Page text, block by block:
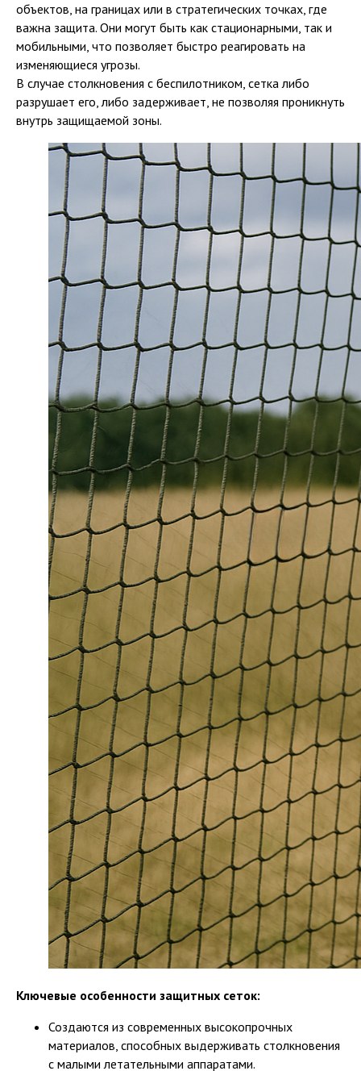
объектов, на границах или в стратегических точках, где
важна защита. Они могут быть как стационарными, так и
мобильными, что позволяет быстро реагировать на
изменяющиеся угрозы.
В случае столкновения с беспилотником, сетка либо
разрушает его, либо задерживает, не позволяя проникнуть
внутрь защищаемой зоны.
Ключевые особенности защитных сеток:
Создаются из современных высокопрочных
материалов, способных выдерживать столкновения
с малыми летательными аппаратами.